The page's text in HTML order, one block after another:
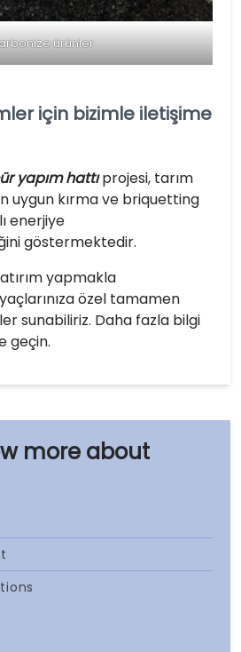
ürünler
için bizimle iletişime
yapım hattıprojesi, tarım
uygun kırma ve briquetting
enerjiye
göstermektedir.
yapmakla
özel tamamen
sunabiliriz. Daha fazla bilgi
geçin.